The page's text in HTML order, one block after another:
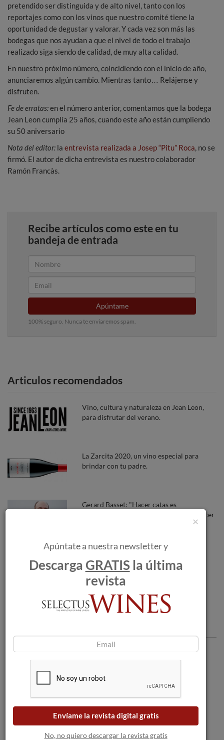
pretendido ser distinguida y de alto nivel, tanto con los
reportajes como con los vinos que nuestro comité tiene la
oportunidad de degustar y valorar. Y cada vez son más las
bodegas que nos ayudan a que el nivel de todo el trabajo
realizado siga siendo de calidad, de muy alta calidad.
En nuestro próximo número, coincidiendo con el inicio de año,
anunciaremos algún cambio. Mientras tanto… Relájense y
disfruten.
Fe de erratas:en el número anterior, comentamos que la bodega
Jean Leon cumplía 25 años, cuando este año están cumpliendo
su 50 aniversario
Nota del editor: la entrevista realizada a Josep “Pitu” Roca, no se
firmó. El autor de dicha entrevista es nuestro colaborador
Ramón Francàs.
Recibe artículos como este en tu
bandeja de entrada
Apúntame
100% seguro. Nunca te enviaremos spam.
Articulos recomendados
Vino, cultura y naturaleza en Jean Leon,
para disfrutar del verano.
La Zarcita 2020, un vino especial para
brindar con tu padre.
Gerard Basset: "Hacer catas es
mentalmente muy agotador, es como hacer
Rioja ameniza la cuenta atrás para los
Goya.
×
Apúntate a nuestra newsletter y
DescargaGRATIS la última
revista
Envíame la revista digital gratis
No, no quiero descargar la revista gratis